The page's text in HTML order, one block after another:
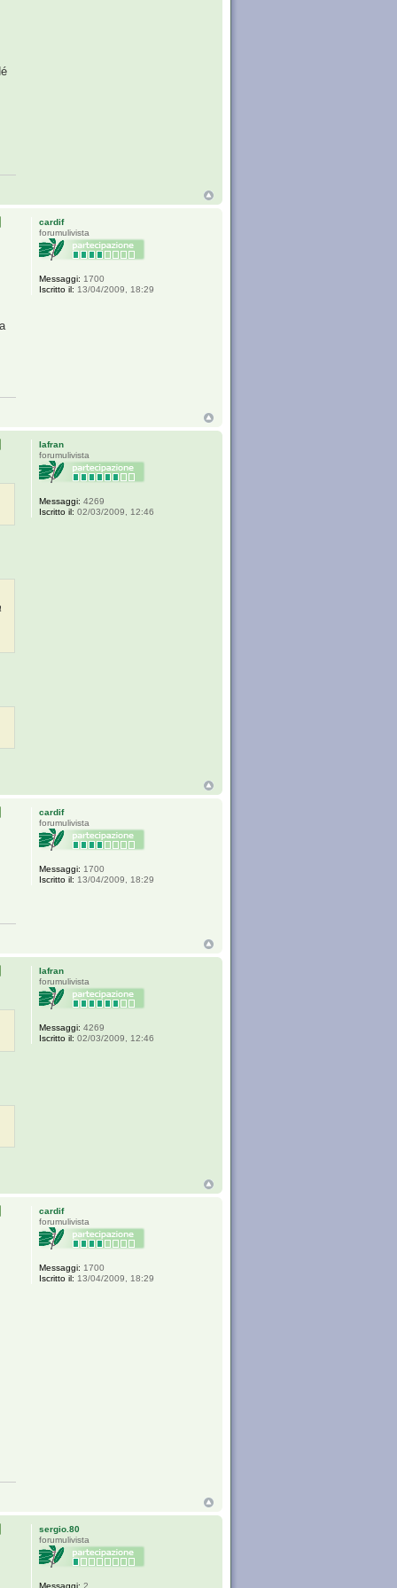
cardif
forumulivista
Messaggi: 1700
Iscritto il: 13/04/2009, 18:29
Iafran
forumulivista
Messaggi: 4269
Iscritto il: 02/03/2009, 12:46
cardif
forumulivista
Messaggi: 1700
Iscritto il: 13/04/2009, 18:29
Iafran
forumulivista
Messaggi: 4269
Iscritto il: 02/03/2009, 12:46
cardif
forumulivista
Messaggi: 1700
Iscritto il: 13/04/2009, 18:29
sergio.80
forumulivista
Messaggi: 2